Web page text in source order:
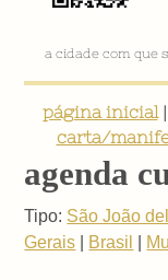
a cidade com que
página inicial|
carta/
agenda
Tipo: São João
Gerais
Brasil